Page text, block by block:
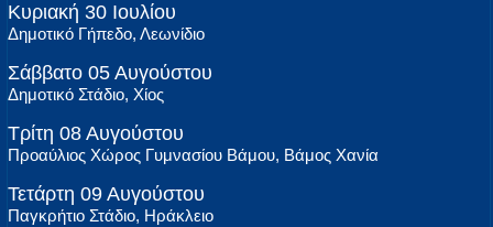
Κυριακή 30 Ιουλίου
Δημοτικό Γήπεδο, Λεωνίδιο
Σάββατο 05 Αυγούστου
Δημοτικό Στάδιο, Χίος
Τρίτη 08 Αυγούστου
Προαύλιος Χώρος Γυμνασίου Βάμου, Βάμος Χανία
Τετάρτη 09 Αυγούστου
Παγκρήτιο Στάδιο, Ηράκλειο